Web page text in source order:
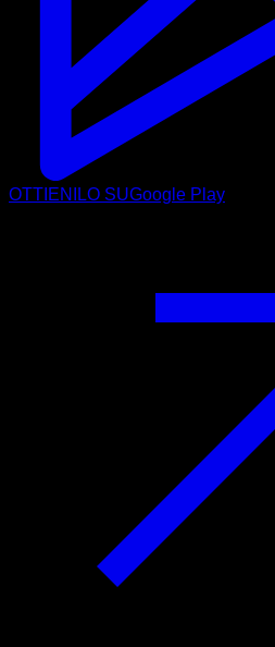
OTTIENILO SUGoogle Play